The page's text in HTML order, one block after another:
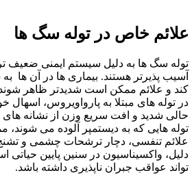
علائم خاص در توله‌ سگ‌ ها
توله‌ سگ‌ ها به دلیل سیستم ایمنی ضعیف‌
آسیب‌ پذیرتر هستند. بیماری‌ ها در آن‌
کند و علائم ممکن است شدیدتر ظاهر
در توله‌ های مبتلا به پارواویروس، اسهال
حالی شدید و افت سریع وزن از نشانه‌ های
توله‌ هایی که به دیستمپر آلوده می شوند،
علائم تنفسی، دچار ترشحات چشمی و تشنج
دلیل، واکسیناسیون در سنین پایین حیاتی
تواند عواقب جبران‌ ناپذیری داشته باشد.